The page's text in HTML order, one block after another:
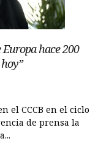
hace 200
el CCCB en el ciclo
de prensa la